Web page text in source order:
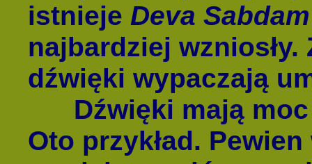
istnieje Deva Sabdam
najbardziej
dźwięki wypaczają
Dźwięki mają moc
Oto przykład.